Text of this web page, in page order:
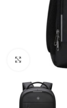
Haga Click